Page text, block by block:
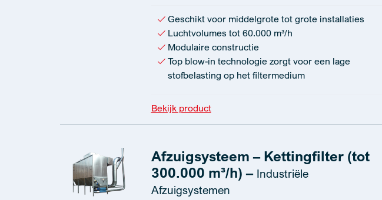
Geschikt voor middelgrote tot grote installaties
Luchtvolumes tot 60.000 m³/h
Modulaire constructie
Top blow-in technologie zorgt voor een lage
stofbelasting op het filtermedium
Bekijk product
Afzuigsysteem – Kettingfilter (tot
300.000 m³/h) – Industriële
Afzuigsystemen